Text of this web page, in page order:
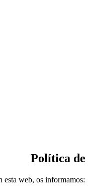
Política de
esta web, os informamos: